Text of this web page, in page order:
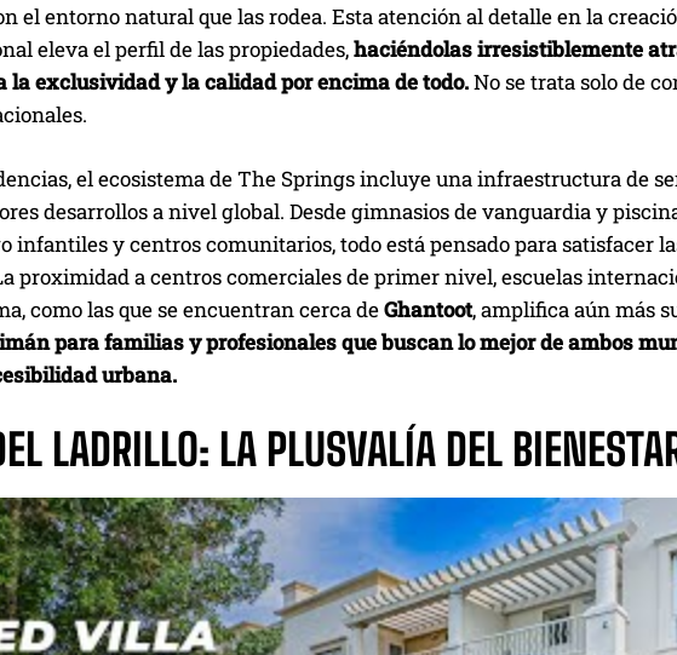
el entorno natural que las rodea. Esta atención al detalle en la
eleva el perfil de las propiedades,haciéndolas irresistiblemente
la exclusividad y la calidad por encima de todo.No se trata solo de
el ecosistema de The Springs incluye una infraestructura de
desarrollos a nivel global. Desde gimnasios de vanguardia y
infantiles y centros comunitarios, todo está pensado para satisfacer
proximidad a centros comerciales de primer nivel, escuelas
como las que se encuentran cerca deGhantoot, amplifica aún más
para familias y profesionales que buscan lo mejor de ambos
urbana.
LADRILLO: LA PLUSVALÍA DEL